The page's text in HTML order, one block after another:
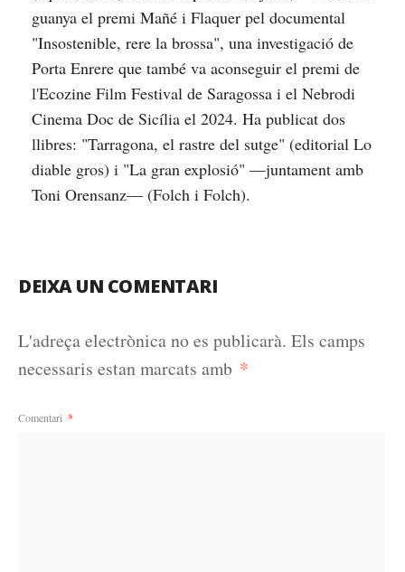
guanya el premi Mañé i Flaquer pel documental
"Insostenible, rere la brossa", una investigació de
Porta Enrere que també va aconseguir el premi de
l'Ecozine Film Festival de Saragossa i el Nebrodi
Cinema Doc de Sicília el 2024. Ha publicat dos
llibres: "Tarragona, el rastre del sutge" (editorial Lo
diable gros) i "La gran explosió" —juntament amb
Toni Orensanz— (Folch i Folch).
DEIXA UN COMENTARI
L'adreça electrònica no es publicarà. Els camps
necessaris estan marcats amb *
Comentari *